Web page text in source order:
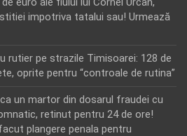
impotriva tatalui sau! Urmează
rutier pe strazile Timisoarei: 128 de
oprite pentru “controale de rutina”
un martor din dosarul fraudei cu
retinut pentru 24 de ore!
plangere penala pentru